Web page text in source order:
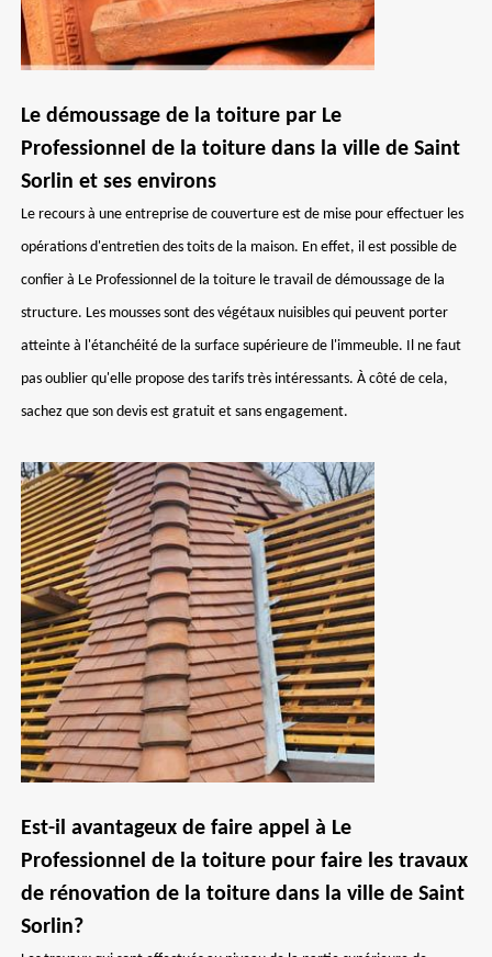
Le démoussage de la toiture par Le
Professionnel de la toiture dans la ville de Saint
Sorlin et ses environs
Le recours à une entreprise de couverture est de mise pour effectuer les
opérations d'entretien des toits de la maison. En effet, il est possible de
confier à Le Professionnel de la toiture le travail de démoussage de la
structure. Les mousses sont des végétaux nuisibles qui peuvent porter
atteinte à l'étanchéité de la surface supérieure de l'immeuble. Il ne faut
pas oublier qu'elle propose des tarifs très intéressants. À côté de cela,
sachez que son devis est gratuit et sans engagement.
Est-il avantageux de faire appel à Le
Professionnel de la toiture pour faire les travaux
de rénovation de la toiture dans la ville de Saint
Sorlin?